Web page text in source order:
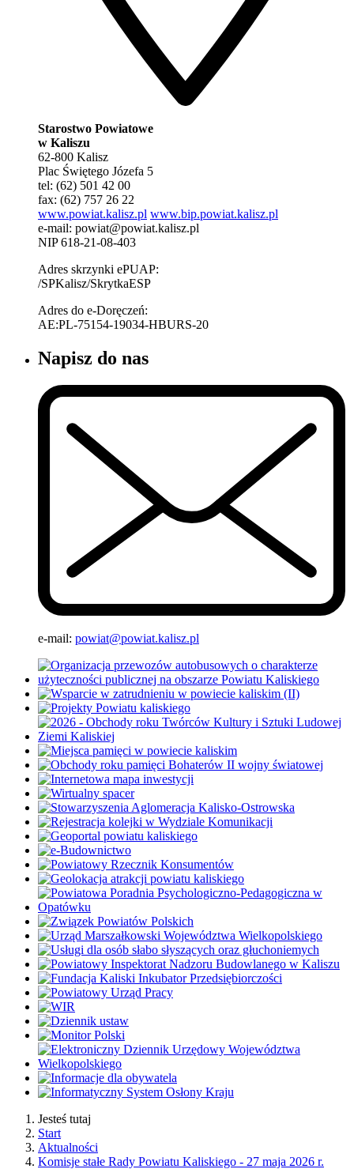
Starostwo Powiatowe
w Kaliszu
62-800 Kalisz
Plac Świętego Józefa 5
tel: (62) 501 42 00
fax: (62) 757 26 22
www.powiat.kalisz.pl www.bip.powiat.kalisz.pl
e-mail: powiat@powiat.kalisz.pl
NIP 618-21-08-403
Adres skrzynki ePUAP:
/SPKalisz/SkrytkaESP
Adres do e-Doręczeń:
AE:PL-75154-19034-HBURS-20
Napisz do nas
e-mail: powiat@powiat.kalisz.pl
Jesteś tutaj
Start
Aktualności
Komisje stałe Rady Powiatu Kaliskiego - 27 maja 2026 r.